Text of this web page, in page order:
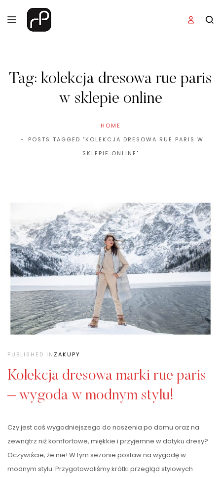
Tag: kolekcja dresowa rue paris
w sklepie online
HOME
POSTS TAGGED "KOLEKCJA DRESOWA RUE PARIS W
SKLEPIE ONLINE"
PUBLISHED IN ZAKUPY
Kolekcja dresowa marki rue paris
– wygoda w modnym stylu!
Czy jest coś wygodniejszego do noszenia po domu oraz na
zewnątrz niż komfortowe, miękkie i przyjemne w dotyku dresy?
Oczywiście, że nie! W tym sezonie postaw na wygodę w
modnym stylu. Przygotowaliśmy krótki przegląd stylowych